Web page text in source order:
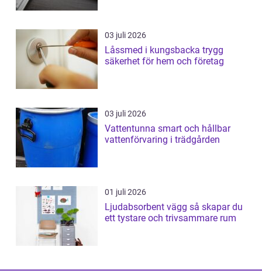
03 juli 2026
Låssmed i kungsbacka trygg
säkerhet för hem och företag
03 juli 2026
Vattentunna smart och hållbar
vattenförvaring i trädgården
01 juli 2026
Ljudabsorbent vägg så skapar du
ett tystare och trivsammare rum